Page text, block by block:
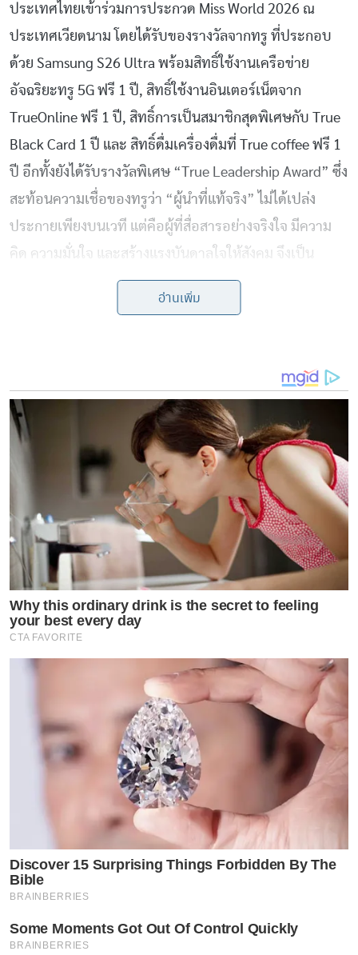
ประเทศไทยเข้าร่วมการประกวด Miss World 2026 ณ
ประเทศเวียดนาม โดยได้รับของรางวัลจากทรู ที่ประกอบ
ด้วย Samsung S26 Ultra พร้อมสิทธิ์ใช้งานเครือข่าย
อัจฉริยะทรู 5G ฟรี 1 ปี, สิทธิ์ใช้งานอินเตอร์เน็ตจาก
TrueOnline ฟรี 1 ปี, สิทธิ์การเป็นสมาชิกสุดพิเศษกับ True
Black Card 1 ปี และ สิทธิ์ดื่มเครื่องดื่มที่ True coffee ฟรี 1
ปี อีกทั้งยังได้รับรางวัลพิเศษ “True Leadership Award” ซึ่ง
สะท้อนความเชื่อของทรูว่า “ผู้นำที่แท้จริง” ไม่ได้เปล่ง
ประกายเพียงบนเวที แต่คือผู้ที่สื่อสารอย่างจริงใจ มีความ
คิด ความมั่นใจ และสร้างแรงบันดาลใจให้สังคม จึงเป็น
ตัวแทนหญิงยุคใหม่ที่กล้าเป็นตัวเอง พร้อมก้าวขึ้นเป็นเสียง
รางวัลแก่รองชนะเลิศอีก 4 คน ได้แก่ นางสาวมาลัยกะ คาร
รองชนะเลิศอันดับที่ 1 ที่ประกอบด้วย Samsung S26
พร้อมสิทธิ์ใช้งานเครือข่ายอัจฉริยะทรู 5G ฟรี 1 ปี และ สิทธิ์
ใช้งานอินเตอร์เน็ตจาก TrueOnline ฟรี 1 ปี นางสาวจิรา
พัชร ดาทุมมา รองชนะเลิศอันดับที่ 2 ที่ประกอบด้วย
Samsung S26 พร้อมสิทธิ์ใช้งานเครือข่ายอัจฉริยะทรู 5G
ฟรี 1 ปี รวมถึงนางสาวคนธรสพรรณ วาสนาอาชาสกุล รอง
ชนะเลิศอันดับที่ 3 และนางสาวปัณณิกา บุญศิริฐากร รอง
ชนะเลิศอันดับที่ 4 ที่ประกอบด้วย สิทธิ์ใช้งานเครือข่าย
อัจฉริยะทรู 5G ฟรี 1 ปี และ สิทธิ์ใช้งานอินเตอร์เน็ตจาก
TrueOnline ฟรี 1 ปี รวมมูลค่ารางวัลทั้งสิ้นกว่า 5แสนบาท
ทรู คอร์ปอเรชั่น ในฐานะ Telecom-Tech Company เชื่อมั่น
ในพลังของผู้หญิงไทย และพร้อมสนับสนุนหญิงสาวผู้เปี่ยม
ด้วยศักยภาพ ความคิด และแรงบันดาลใจ ให้ก้าวสู่เวทีระดับ
โลกอย่างสง่างามและมีความหมาย ค่ำคืนแห่งเกียรติยศนี้จึง
ไม่ใช่เพียงการค้นหาผู้ครองมงกุฎ แต่คือการสะท้อนนิยาม
ของ “ความงามที่แท้จริง” ที่งดงามทั้งหัวใจ ความคิด และ
พลังในการสร้างคุณค่าให้สังคม
Presented by True5G ทรูได้นำศักยภาพทั้งโครงข่าย
อ่านเพิ่ม
Why this ordinary drink is the secret to feeling
your best every day
CTA FAVORITE
Discover 15 Surprising Things Forbidden By The
Bible
BRAINBERRIES
Some Moments Got Out Of Control Quickly
BRAINBERRIES